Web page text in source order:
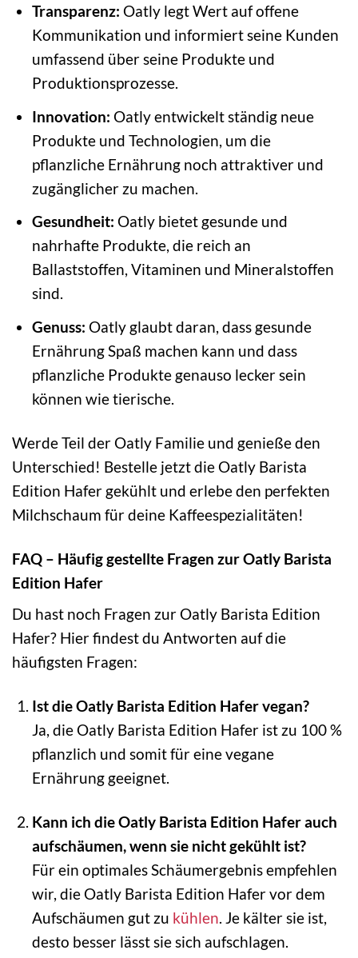
Transparenz: Oatly legt Wert auf offene
Kommunikation und informiert seine Kunden
umfassend über seine Produkte und
Produktionsprozesse.
Innovation: Oatly entwickelt ständig neue
Produkte und Technologien, um die
pflanzliche Ernährung noch attraktiver und
zugänglicher zu machen.
Gesundheit: Oatly bietet gesunde und
nahrhafte Produkte, die reich an
Ballaststoffen, Vitaminen und Mineralstoffen
sind.
Genuss: Oatly glaubt daran, dass gesunde
Ernährung Spaß machen kann und dass
pflanzliche Produkte genauso lecker sein
können wie tierische.
Werde Teil der Oatly Familie und genieße den
Unterschied! Bestelle jetzt die Oatly Barista
Edition Hafer gekühlt und erlebe den perfekten
Milchschaum für deine Kaffeespezialitäten!
FAQ – Häufig gestellte Fragen zur Oatly Barista
Edition Hafer
Du hast noch Fragen zur Oatly Barista Edition
Hafer? Hier findest du Antworten auf die
häufigsten Fragen:
Ist die Oatly Barista Edition Hafer vegan?
Ja, die Oatly Barista Edition Hafer ist zu 100 %
pflanzlich und somit für eine vegane
Ernährung geeignet.
Kann ich die Oatly Barista Edition Hafer auch
aufschäumen, wenn sie nicht gekühlt ist?
Für ein optimales Schäumergebnis empfehlen
wir, die Oatly Barista Edition Hafer vor dem
Aufschäumen gut zu kühlen. Je kälter sie ist,
desto besser lässt sie sich aufschlagen.